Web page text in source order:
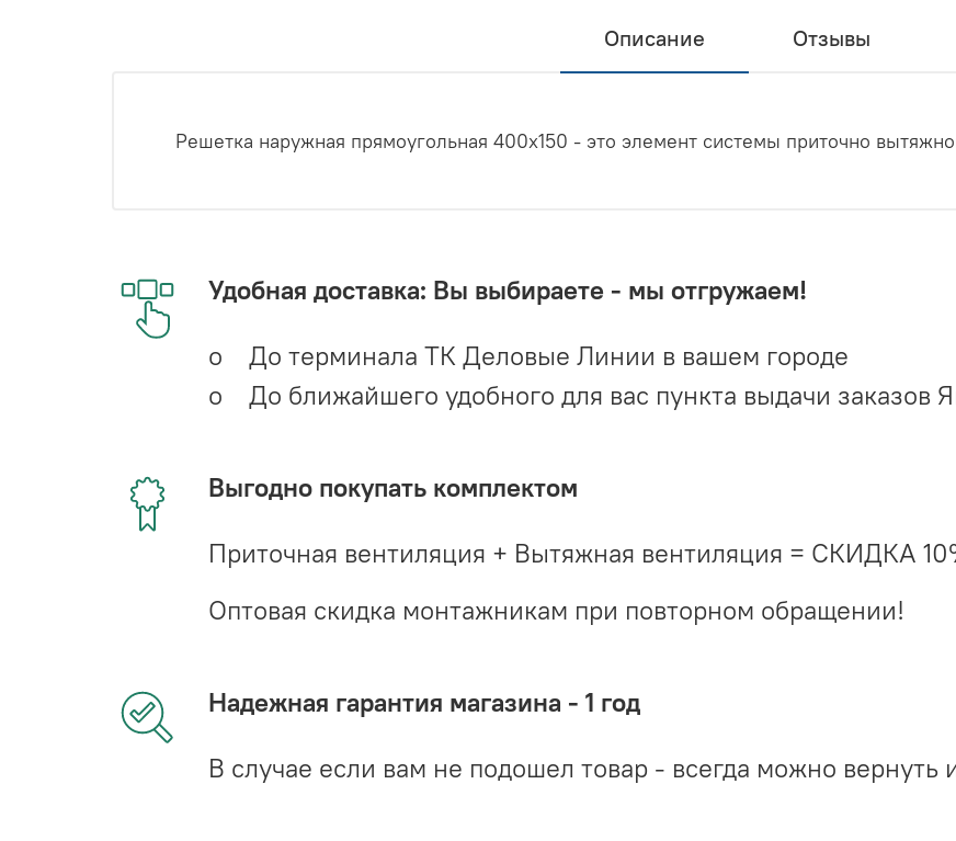
Описание Отзывы
Решетка наружная прямоугольная 400x150 - это элемент системы приточно
Удобная доставка: Вы выбираете - мы отгружаем!
o До терминала ТК Деловые Линии в вашем городе
o До ближайшего удобного для вас пункта выдачи заказов
Выгодно покупать комплектом
Приточная вентиляция + Вытяжная вентиляция = СКИДКА
Оптовая скидка монтажникам при повторном обращении!
Надежная гарантия магазина - 1 год
В случае если вам не подошел товар - всегда можно вернуть